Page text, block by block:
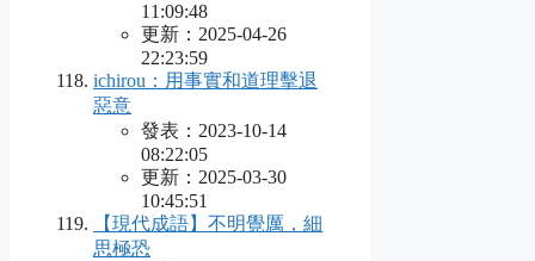
11:09:48
更新：2025-04-26
22:23:59
ichirou：用事實和道理擊退
惡意
發表：2023-10-14
08:22:05
更新：2025-03-30
10:45:51
【現代成語】不明覺厲，細
思極恐